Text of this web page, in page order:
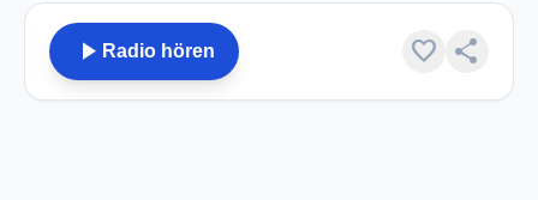
play_arrow Radio hören favorite share